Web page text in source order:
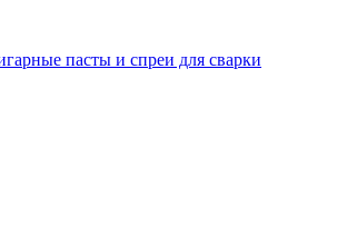
пасты и спреи для сварки